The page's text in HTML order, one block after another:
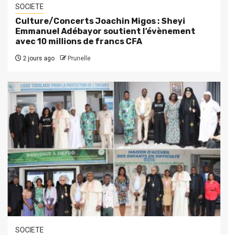
SOCIETE
Culture/Concerts Joachin Migos : Sheyi
Emmanuel Adébayor soutient l’évènement
avec 10 millions de francs CFA
2 jours ago Prunelle
SOCIETE